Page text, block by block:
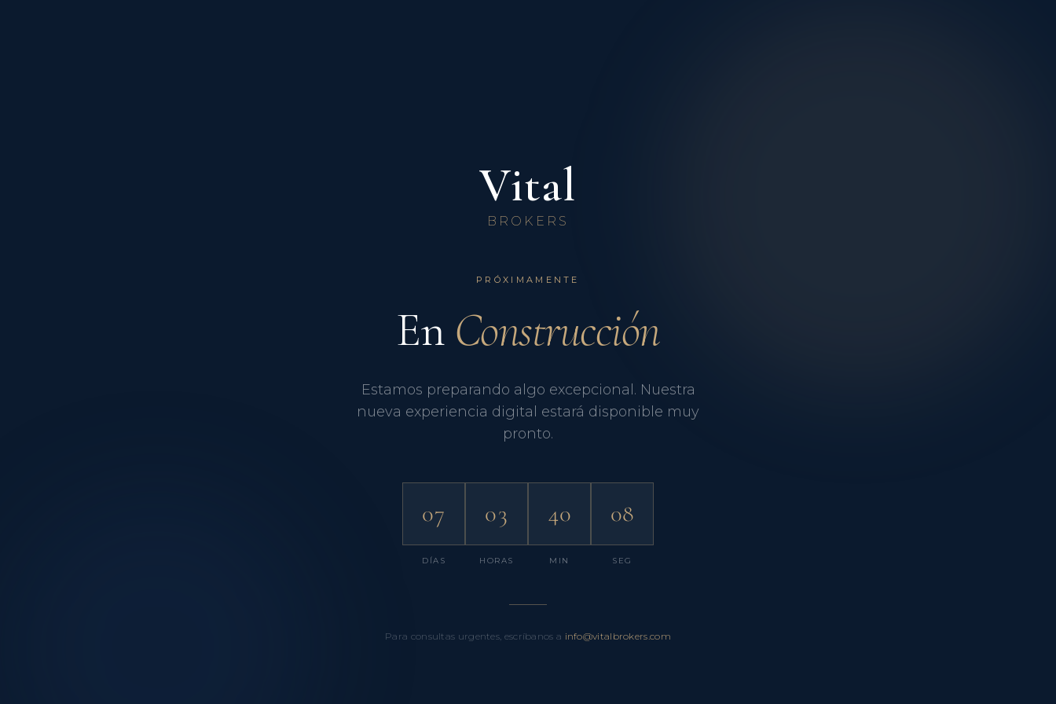
Vital
BROKERS
PRÓXIMAMENTE
En Construcción
Estamos preparando algo excepcional. Nuestra
nueva experiencia digital estará disponible muy
pronto.
07
DÍAS
03
HORAS
40
MIN
08
SEG
Para consultas urgentes, escríbanos a info@vitalbrokers.com